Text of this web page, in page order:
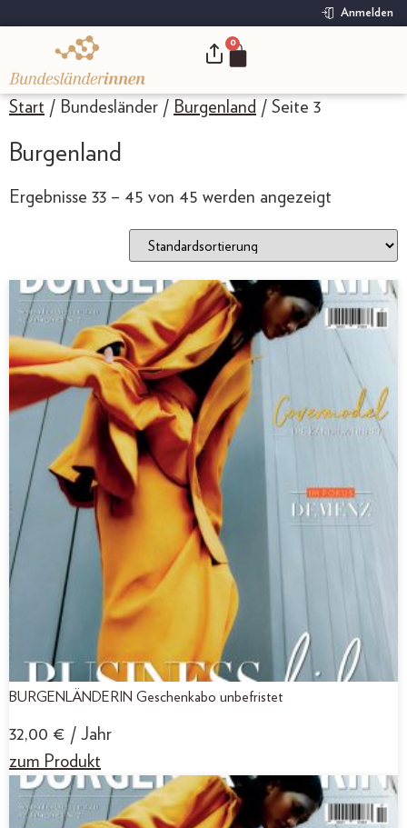
Anmelden
0
Start / Bundesländer / Burgenland / Seite 3
Burgenland
Ergebnisse 33 – 45 von 45 werden angezeigt
BURGENLÄNDERIN Geschenkabo unbefristet
32,00 € / Jahr
zum Produkt